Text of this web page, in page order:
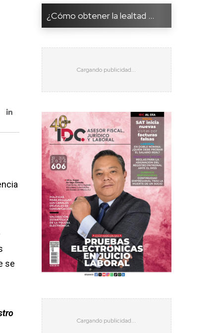
se
¿Cómo obtener la lealtad ...